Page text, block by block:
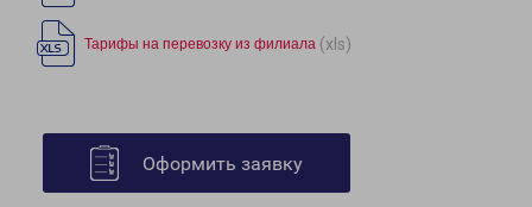
Тарифы на перевозку из филиала (xls)
Оформить заявку